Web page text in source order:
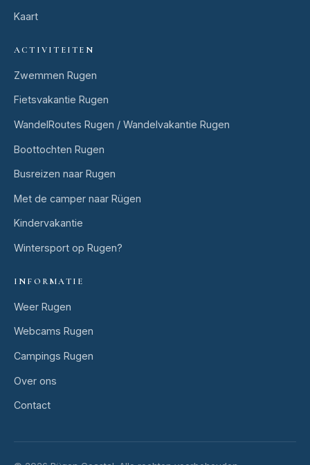
Kaart
ACTIVITEITEN
Zwemmen Rugen
Fietsvakantie Rugen
WandelRoutes Rugen / Wandelvakantie Rugen
Boottochten Rugen
Busreizen naar Rugen
Met de camper naar Rügen
Kindervakantie
Wintersport op Rugen?
INFORMATIE
Weer Rugen
Webcams Rugen
Campings Rugen
Over ons
Contact